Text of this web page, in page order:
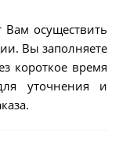
осуществить
Вы заполняете
короткое время
уточнения и